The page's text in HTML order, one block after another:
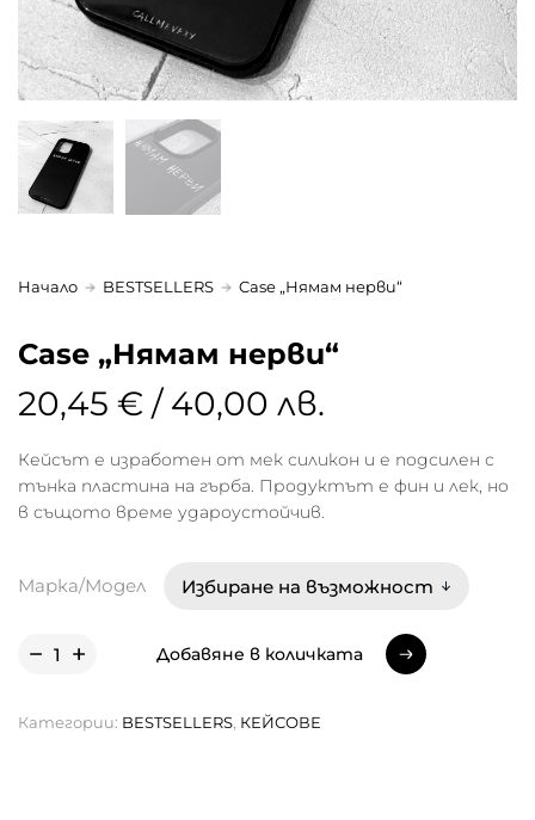
Начало BESTSELLERS Case „Нямам нерви“
Case „Нямам нерви“
20,45 € / 40,00 лв.
Кейсът е изработен от мек силикон и е подсилен с
тънка пластина на гърба. Продуктът е фин и лек, но
в същото време удароустойчив.
Марка/Модел
Добавяне в количката
Категории: BESTSELLERS, КЕЙСОВЕ